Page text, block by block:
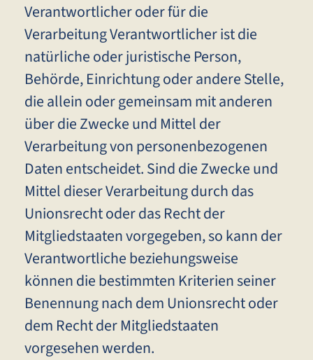
Verantwortlicher oder für die
Verarbeitung Verantwortlicher ist die
natürliche oder juristische Person,
Behörde, Einrichtung oder andere Stelle,
die allein oder gemeinsam mit anderen
über die Zwecke und Mittel der
Verarbeitung von personenbezogenen
Daten entscheidet. Sind die Zwecke und
Mittel dieser Verarbeitung durch das
Unionsrecht oder das Recht der
Mitgliedstaaten vorgegeben, so kann der
Verantwortliche beziehungsweise
können die bestimmten Kriterien seiner
Benennung nach dem Unionsrecht oder
dem Recht der Mitgliedstaaten
vorgesehen werden.